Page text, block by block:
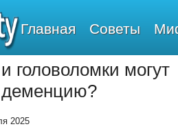
Главная Советы
головоломки могут
деменцию?
2025